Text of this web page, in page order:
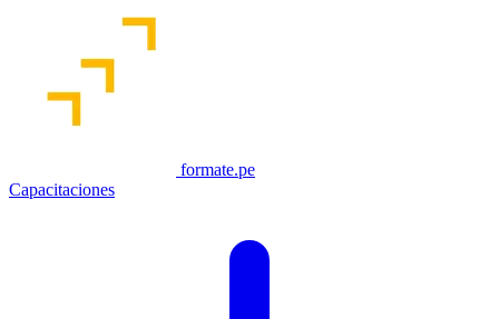
formate.pe
Capacitaciones